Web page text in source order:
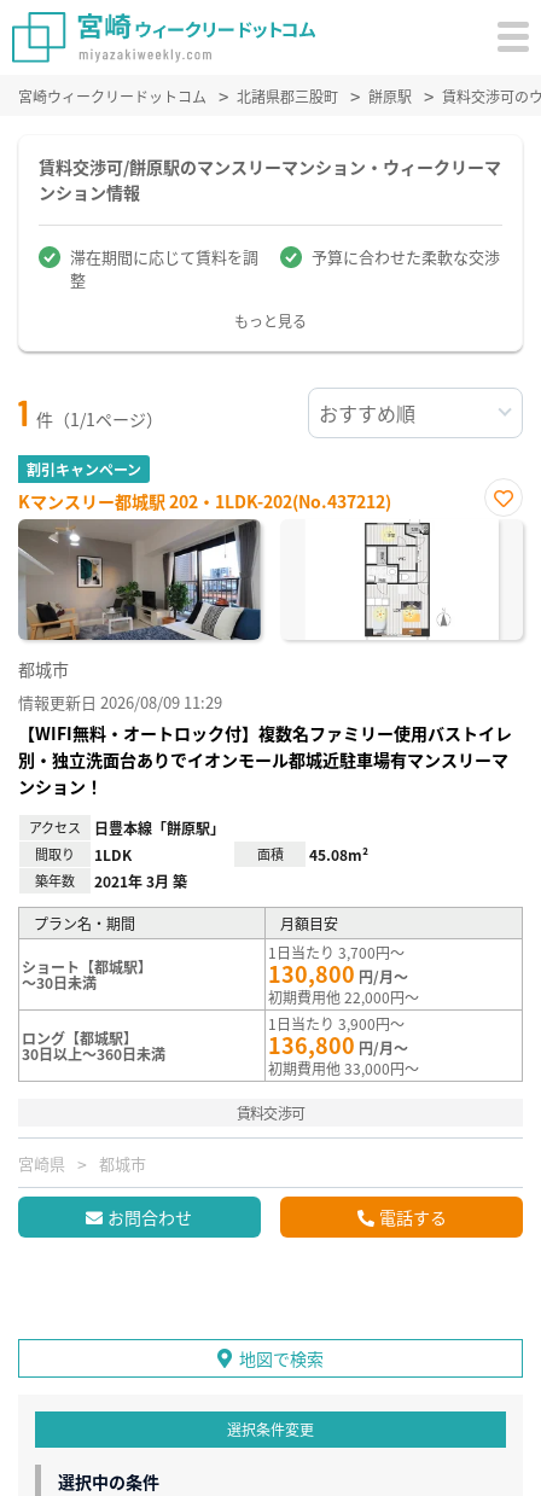
宮崎ウィークリードットコム 北諸県郡三股町 餅原駅 賃料交渉可の
賃料交渉可/餅原駅のマンスリーマンション・ウィークリーマ
ンション情報
滞在期間に応じて賃料を調
整
予算に合わせた柔軟な交渉
もっと見る
1 件（1/1ページ）
割引キャンペーン
Kマンスリー都城駅 202・1LDK-202(No.437212)
お気
都城市
情報更新日 2026/08/09 11:29
【WIFI無料・オートロック付】複数名ファミリー使用バストイレ
別・独立洗面台ありでイオンモール都城近駐車場有マンスリーマ
ンション！
アクセス 日豊本線「餅原駅」
間取り 1LDK 面積 45.08m²
築年数 2021年 3月 築
プラン名・期間 月額目安
ショート【都城駅】
～30日未満
1日当たり 3,700円～
130,800 円/月～
初期費用他 22,000円～
ロング【都城駅】
30日以上～360日未満
1日当たり 3,900円～
136,800 円/月～
初期費用他 33,000円～
賃料交渉可
宮崎県 都城市
お問合わせ 電話する
地図で検索
選択条件変更
選択中の条件